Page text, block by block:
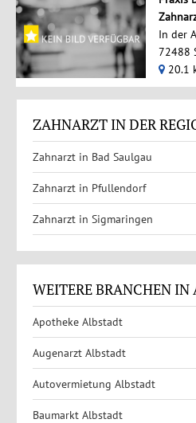
In der
72488
20.1
ZAHNARZT IN DER
Zahnarzt in Bad Saulgau
Zahnarzt in Pfullendorf
Zahnarzt in Sigmaringen
WEITERE BRANCHEN IN
Apotheke Albstadt
Augenarzt Albstadt
Autovermietung Albstadt
Baumarkt Albstadt